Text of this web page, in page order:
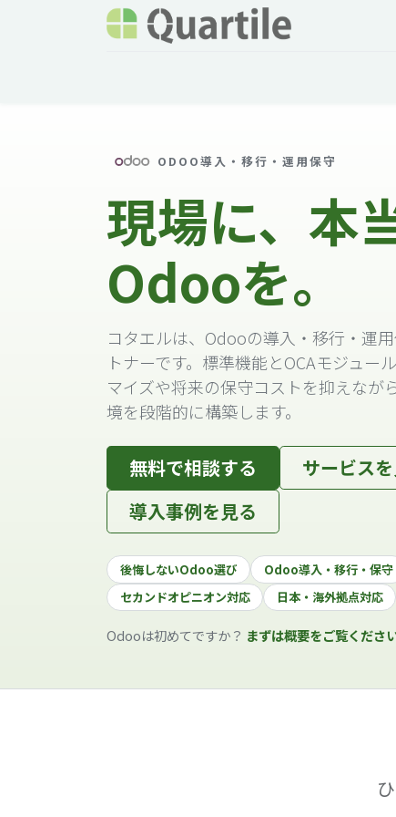
ODOO導入・移行・運用保守
現場に、本
Odooを。
コタエルは、Odooの導入・移行・運
トナーです。標準機能とOCAモジュー
マイズや将来の保守コストを抑えなが
境を段階的に構築します。
無料で相談する
サービス
導入事例を見る
後悔しないOdoo選び Odoo導入・移行・保守
セカンドオピニオン対応
日本・海外拠点対応
Odooは初めてですか？ まずは概要をご覧くださ